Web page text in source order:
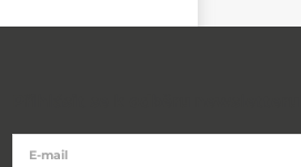
E-mail